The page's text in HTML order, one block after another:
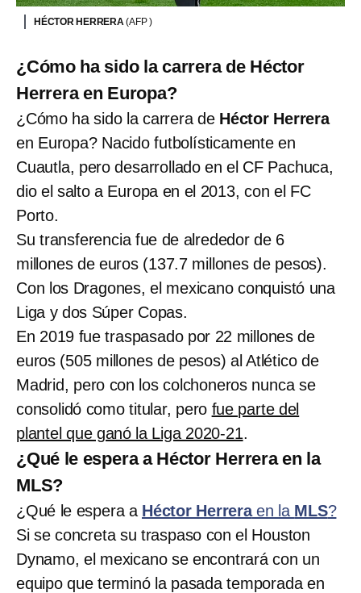
HÉCTOR HERRERA(AFP )
¿Cómo ha sido la carrera de Héctor
Herrera en Europa?
¿Cómo ha sido la carrera deHéctor Herrera
en Europa? Nacido futbolísticamente en
Cuautla, pero desarrollado en el CF Pachuca,
dio el salto a Europa en el 2013, con el FC
Porto.
Su transferencia fue de alrededor de 6
millones de euros (137.7 millones de pesos).
Con los Dragones, el mexicano conquistó una
Liga y dos Súper Copas.
En 2019 fue traspasado por 22 millones de
euros (505 millones de pesos) al Atlético de
Madrid, pero con los colchoneros nunca se
consolidó como titular, pero fue parte del
plantel que ganó la Liga 2020-21.
¿Qué le espera a Héctor Herrera en la
MLS?
¿Qué le espera a Héctor Herreraen la MLS?
Si se concreta su traspaso con el Houston
Dynamo, el mexicano se encontrará con un
equipo que terminó la pasada temporada en